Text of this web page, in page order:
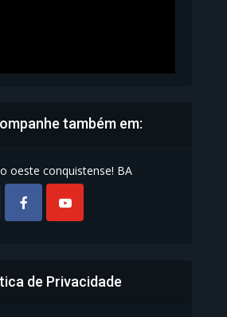
também em:
oeste conquistense! BA
de Privacidade